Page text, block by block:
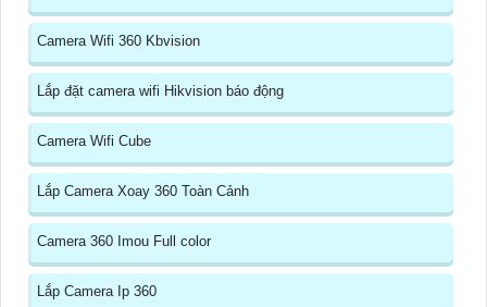
Camera Wifi 360 Kbvision
Lắp đặt camera wifi Hikvision báo động
Camera Wifi Cube
Lắp Camera Xoay 360 Toàn Cảnh
Camera 360 Imou Full color
Lắp Camera Ip 360